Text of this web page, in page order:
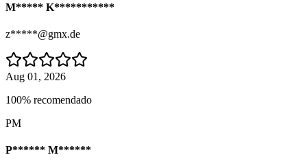
M***** K***********
z*****@gmx.de
Aug 01, 2026
100% recomendado
PM
P****** M******